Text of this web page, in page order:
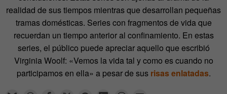
realidad de sus tiempos mientras que desarrollan pequeñas
tramas domésticas. Series con fragmentos de vida que
recuerdan un tiempo anterior al confinamiento. En estas
series, el público puede apreciar aquello que escribió
Virginia Woolf: «Vemos la vida tal y como es cuando no
participamos en ella» a pesar de sus risas enlatadas.